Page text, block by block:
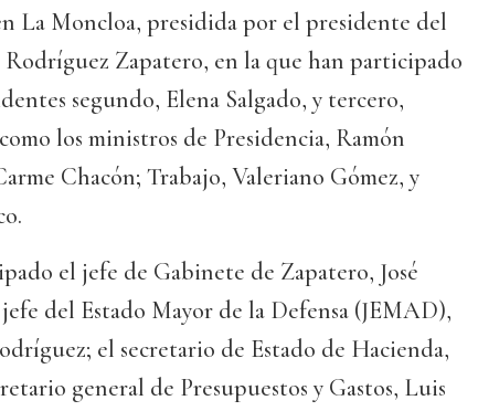
La Moncloa, presidida por el presidente del
Rodríguez Zapatero, en la que han participado
segundo, Elena Salgado, y tercero,
los ministros de Presidencia, Ramón
Chacón; Trabajo, Valeriano Gómez, y
el jefe de Gabinete de Zapatero, José
del Estado Mayor de la Defensa (JEMAD),
el secretario de Estado de Hacienda,
general de Presupuestos y Gastos, Luis